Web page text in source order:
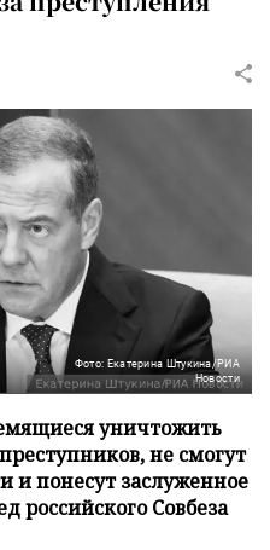
Фото: Екатерина Штукина/РИА
Новости
уничтожить
не смогут
и понесут заслуженное
российского Совбеза